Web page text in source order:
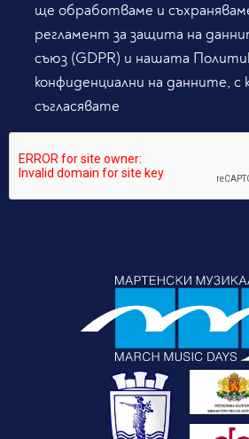
ще обработваме и
регламент за защита на
съюз (GDPR) и нашата
конфиденциални на данните, с
съгласявате